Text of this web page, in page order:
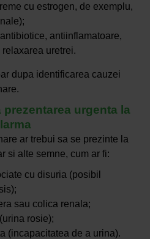
cu estrogen, de exemplu,
antiinflamatoare,
uretrei.
dupa identificarea cauzei
prezentarea urgenta la
ar trebui sa se prezinte la
si alte semne, cum ar fi:
cu disuria (posibil
sau colica renala;
rosie);
(incapacitatea de a urina).